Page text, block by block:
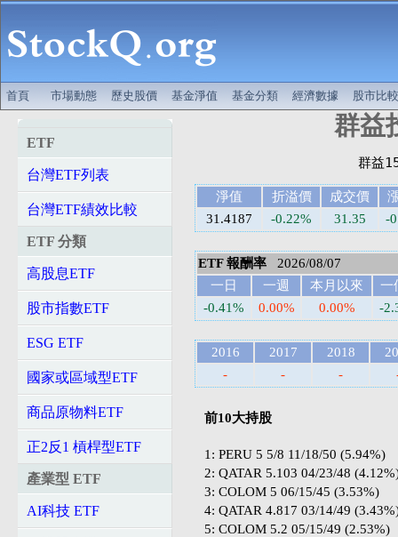
首頁 市場動態 歷史股價 基金淨值 基金分類 經濟數據 股市比較
ETF
台灣ETF列表
台灣ETF績效比較
ETF 分類
高股息ETF
股市指數ETF
ESG ETF
國家或區域型ETF
商品原物料ETF
正2反1 槓桿型ETF
產業型 ETF
AI科技 ETF
群益
淨值 折溢價 成交價
31.4187
-0.22% 31.35 -
ETF 報酬率 2026/08/07
一日
一週 本月以來
一
-0.41%
0.00% 0.00% -
2016 2017 2018
-
- -
前10大持股
1: PERU 5 5/8 11/18/50 (5.94%)
2: QATAR 5.103 04/23/48
3: COLOM 5 06/15/45 (3.53%)
4: QATAR 4.817 03/14/49
5: COLOM 5.2 05/15/49 (2.53%)